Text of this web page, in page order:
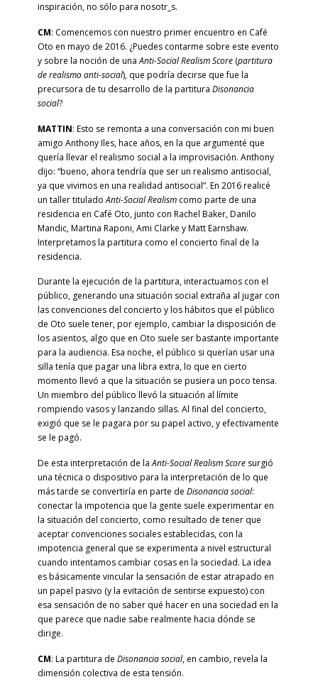
inspiración, no sólo para nosotr_s.
CM: Comencemos con nuestro primer encuentro en Café
Oto en mayo de 2016. ¿Puedes contarme sobre este evento
y sobre la noción de unaAnti-Social Realism Score(partitura
de realismo anti-social), que podría decirse que fue la
precursora de tu desarrollo de la partitura Disonancia
social?
MATTIN: Esto se remonta a una conversación con mi buen
amigo Anthony Iles, hace años, en la que argumenté que
quería llevar el realismo social a la improvisación. Anthony
dijo: “bueno, ahora tendría que ser un realismo antisocial,
ya que vivimos en una realidad antisocial”. En 2016 realicé
un taller tituladoAnti-Social Realismcomo parte de una
residencia en Café Oto, junto con Rachel Baker, Danilo
Mandic, Martina Raponi, Ami Clarke y Matt Earnshaw.
Interpretamos la partitura como el concierto final de la
residencia.
Durante la ejecución de la partitura, interactuamos con el
público, generando una situación social extraña al jugar con
las convenciones del concierto y los hábitos que el público
de Oto suele tener, por ejemplo, cambiar la disposición de
los asientos, algo que en Oto suele ser bastante importante
para la audiencia. Esa noche, el público si querían usar una
silla tenía que pagar una libra extra, lo que en cierto
momento llevó a que la situación se pusiera un poco tensa.
Un miembro del público llevó la situación al límite
rompiendo vasos y lanzando sillas. Al final del concierto,
exigió que se le pagara por su papel activo, y efectivamente
se le pagó.
De esta interpretación de laAnti-Social Realism Scoresurgió
una técnica o dispositivo para la interpretación de lo que
más tarde se convertiría en parte de Disonancia social:
conectar la impotencia que la gente suele experimentar en
la situación del concierto, como resultado de tener que
aceptar convenciones sociales establecidas, con la
impotencia general que se experimenta a nivel estructural
cuando intentamos cambiar cosas en la sociedad. La idea
es básicamente vincular la sensación de estar atrapado en
un papel pasivo (y la evitación de sentirse expuesto) con
esa sensación de no saber qué hacer en una sociedad en la
que parece que nadie sabe realmente hacia dónde se
dirige.
CM: La partitura de Disonancia social, en cambio, revela la
dimensión colectiva de esta tensión.